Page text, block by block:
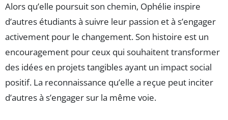
Alors qu’elle poursuit son chemin, Ophélie inspire
d’autres étudiants à suivre leur passion et à s’engager
activement pour le changement. Son histoire est un
encouragement pour ceux qui souhaitent transformer
des idées en projets tangibles ayant un impact social
positif. La reconnaissance qu’elle a reçue peut inciter
d’autres à s’engager sur la même voie.